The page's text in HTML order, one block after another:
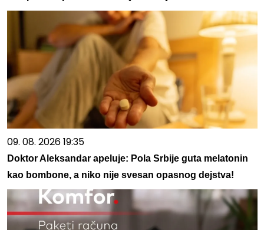
09. 08. 2026 19:35
Doktor Aleksandar apeluje: Pola Srbije guta melatonin
kao bombone, a niko nije svesan opasnog dejstva!